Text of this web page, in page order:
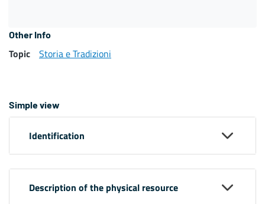
Other Info
Topic Storia e Tradizioni
Simple view
Identification
Description of the physical resource